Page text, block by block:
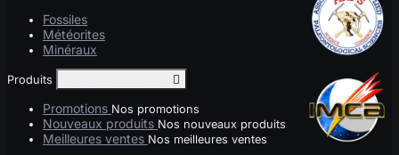
Fossiles
Météorites
Minéraux
Produits 
Promotions Nos promotions
Nouveaux produits Nos nouveaux produits
Meilleures ventes Nos meilleures ventes